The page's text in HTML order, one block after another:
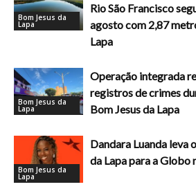
Bom Jesus da
Lapa
Rio São Francisco
agosto com 2,87
Lapa
Bom Jesus da
Lapa
Operação integrada
registros de crimes
Bom Jesus da Lapa
Bom Jesus da
Lapa
Dandara Luanda leva
da Lapa para a Globo